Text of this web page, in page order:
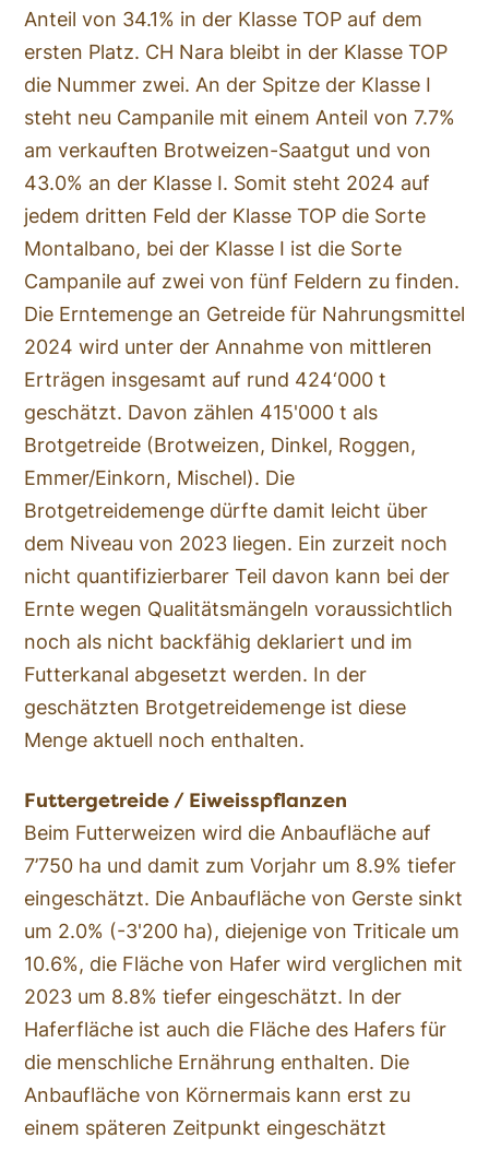
Anteil von 34.1% in der Klasse TOP auf dem
ersten Platz. CH Nara bleibt in der Klasse TOP
die Nummer zwei. An der Spitze der Klasse I
steht neu Campanile mit einem Anteil von 7.7%
am verkauften Brotweizen-Saatgut und von
43.0% an der Klasse I. Somit steht 2024 auf
jedem dritten Feld der Klasse TOP die Sorte
Montalbano, bei der Klasse I ist die Sorte
Campanile auf zwei von fünf Feldern zu finden.
Die Erntemenge an Getreide für Nahrungsmittel
2024 wird unter der Annahme von mittleren
Erträgen insgesamt auf rund 424‘000 t
geschätzt. Davon zählen 415'000 t als
Brotgetreide (Brotweizen, Dinkel, Roggen,
Emmer/Einkorn, Mischel). Die
Brotgetreidemenge dürfte damit leicht über
dem Niveau von 2023 liegen. Ein zurzeit noch
nicht quantifizierbarer Teil davon kann bei der
Ernte wegen Qualitätsmängeln voraussichtlich
noch als nicht backfähig deklariert und im
Futterkanal abgesetzt werden. In der
geschätzten Brotgetreidemenge ist diese
Menge aktuell noch enthalten.
Futtergetreide / Eiweisspflanzen
Beim Futterweizen wird die Anbaufläche auf
7’750 ha und damit zum Vorjahr um 8.9% tiefer
eingeschätzt. Die Anbaufläche von Gerste sinkt
um 2.0% (-3'200 ha), diejenige von Triticale um
10.6%, die Fläche von Hafer wird verglichen mit
2023 um 8.8% tiefer eingeschätzt. In der
Haferfläche ist auch die Fläche des Hafers für
die menschliche Ernährung enthalten. Die
Anbaufläche von Körnermais kann erst zu
einem späteren Zeitpunkt eingeschätzt